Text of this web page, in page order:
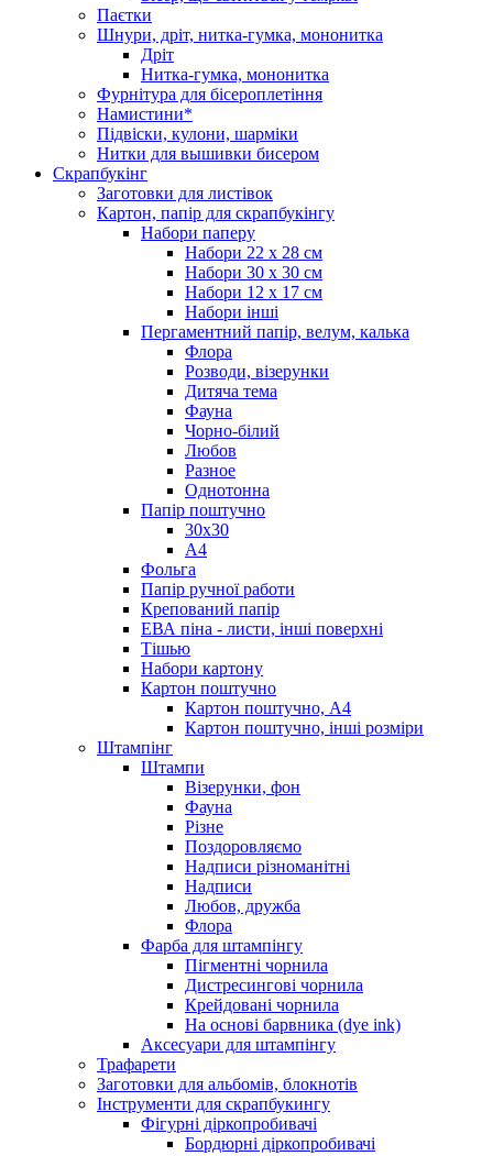
Паєтки
Шнури, дріт, нитка-гумка, мононитка
Дріт
Нитка-гумка, мононитка
Фурнітура для бісероплетіння
Намистини*
Підвіски, кулони, шарміки
Нитки для вышивки бисером
Скрапбукінг
Заготовки для листівок
Картон, папір для скрапбукінгу
Набори паперу
Набори 22 х 28 см
Набори 30 х 30 см
Набори 12 х 17 см
Набори інші
Пергаментний папір, велум, калька
Флора
Розводи, візерунки
Дитяча тема
Фауна
Чорно-білий
Любов
Разное
Однотонна
Папір поштучно
30х30
А4
Фольга
Папір ручної работи
Крепований папір
ЕВА піна - листи, інші поверхні
Тішью
Набори картону
Картон поштучно
Картон поштучно, А4
Картон поштучно, інші розміри
Штампінг
Штампи
Візерунки, фон
Фауна
Різне
Поздоровляємо
Надписи різноманітні
Надписи
Любов, дружба
Флора
Фарба для штампінгу
Пігментні чорнила
Дистресингові чорнила
Крейдовані чорнила
На основі барвника (dye ink)
Аксесуари для штампінгу
Трафарети
Заготовки для альбомів, блокнотів
Інструменти для скрапбукингу
Фігурні діркопробивачі
Бордюрні діркопробивачі